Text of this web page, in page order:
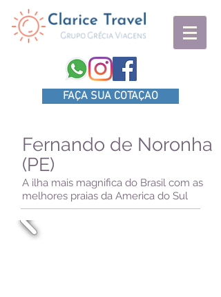
FAÇA SUA COTAÇAO
Fernando de Noronha
(PE)
A ilha mais magnifica do Brasil com as
melhores praias da America do Sul